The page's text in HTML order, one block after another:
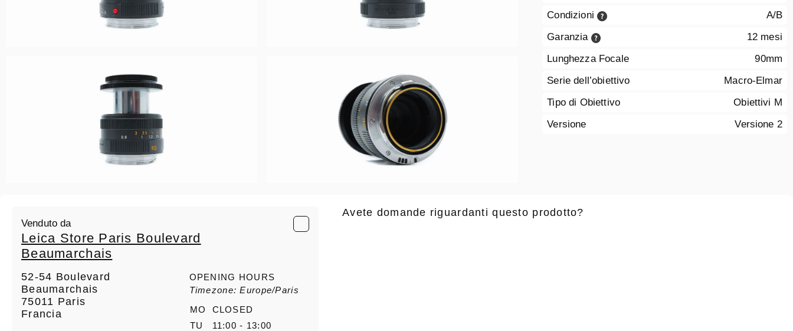
Condizioni
A/B
Garanzia
12 mesi
Lunghezza Focale
90mm
Serie dell’obiettivo
Macro-Elmar
Tipo di Obiettivo
Obiettivi M
Versione
Versione 2
Venduto da
Leica Store Paris Boulevard
Beaumarchais
52-54 Boulevard
Beaumarchais
75011 Paris
Francia
OPENING HOURS
Timezone: Europe/Paris
MO
CLOSED
TU
11:00 - 13:00
Avete domande riguardanti questo prodotto?